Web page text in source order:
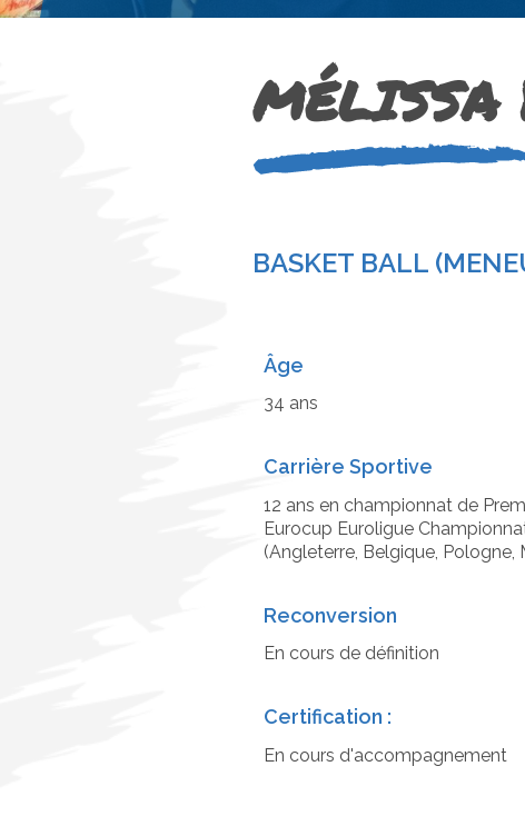
MÉLISSA
BASKET BALL
Âge
34 ans
Carrière Sportive
12 ans en championnat de
Eurocup Euroligue
(Angleterre, Belgique, Pologne,
Reconversion
En cours de définition
Certification :
En cours d'accompagnement